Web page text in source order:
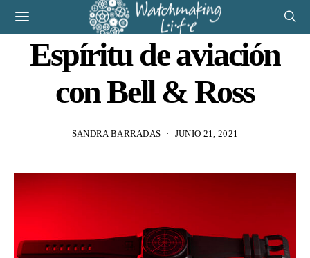
Espíritu de aviación
con Bell & Ross
SANDRA BARRADAS JUNIO 21, 2021